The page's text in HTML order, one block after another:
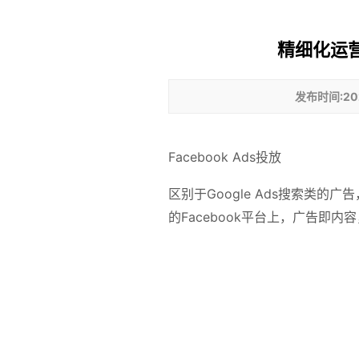
精细化运
发布时间
Facebook Ads投放
区别于Google Ads搜索类的广
的Facebook平台上，广告即内